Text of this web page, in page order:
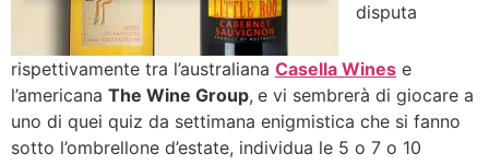
disputa
rispettivamente tra l’australiana Casella Wines e
l’americana The Wine Group, e vi sembrerà di giocare a
uno di quei quiz da settimana enigmistica che si fanno
sotto l’ombrellone d’estate, individua le 5 o 7 o 10